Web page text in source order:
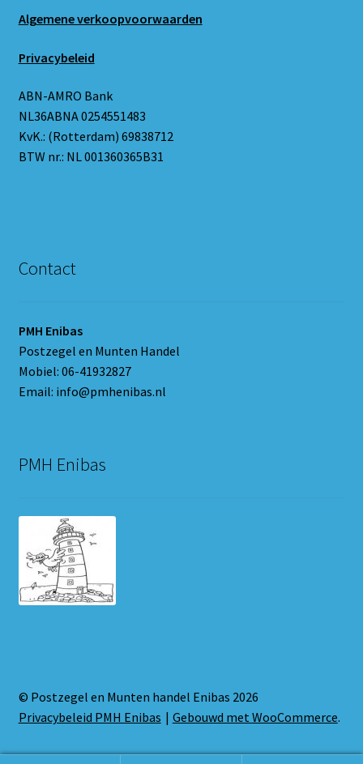
Algemene verkoopvoorwaarden
Privacybeleid
ABN-AMRO Bank
NL36ABNA 0254551483
KvK.: (Rotterdam) 69838712
BTW nr.: NL 001360365B31
Contact
PMH Enibas
Postzegel en Munten Handel
Mobiel: 06-41932827
Email: info@pmhenibas.nl
PMH Enibas
© Postzegel en Munten handel Enibas 2026
Privacybeleid PMH Enibas
Gebouwd met WooCommerce.